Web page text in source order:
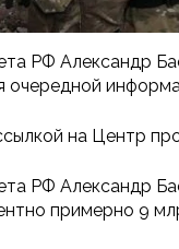
РФ Александр
очередной
на Центр
РФ Александр
примерно 9